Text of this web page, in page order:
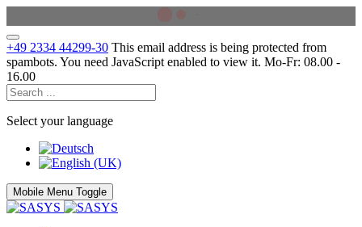
+49 2334 44299-30 This email address is being protected from
spambots. You need JavaScript enabled to view it. Mo-Fr: 08.00 -
16.00
Select your language
Mobile Menu Toggle